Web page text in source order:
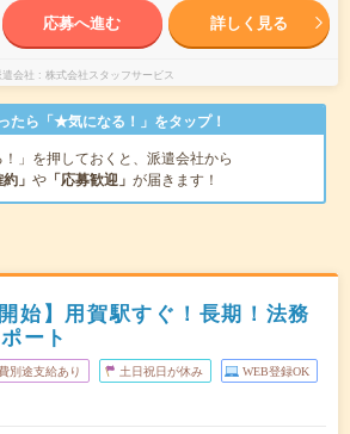
応募へ進む 詳しく見る
会社 株式会社スタッフサービス
たら「★気になる！」をタップ！
！」を押しておくと、派遣会社から
」 や 「応募歓迎」 が届きます！
始】用賀駅すぐ！長期！法務
ート
別途支給あり 土日祝日が休み WEB登録OK